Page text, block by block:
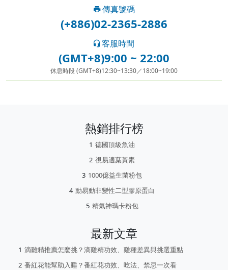
傳真號碼
(+886)02-2365-2886
客服時間
(GMT+8)9:00 ~ 22:00
休息時段 (GMT+8)12:30~13:30／18:00~19:00
熱銷排行榜
德國頂級魚油
視易適葉黃素
1000億益生菌粉包
動易動非變性二型膠原蛋白
精氣神瑪卡粉包
最新文章
滴雞精推薦怎麼挑？滴雞精功效、雞種差異與挑選重點
番紅花能幫助入睡？番紅花功效、吃法、禁忌一次看